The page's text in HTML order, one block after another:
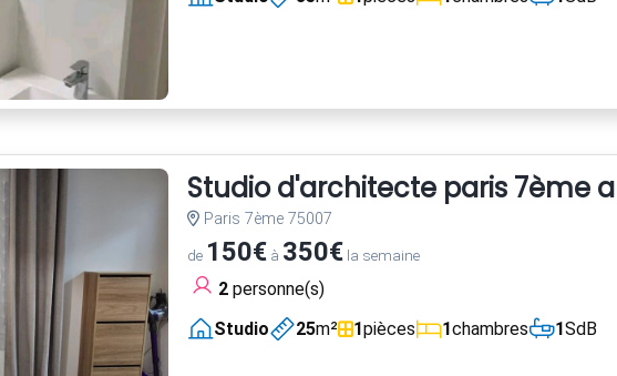
Studio d'architecte paris 7ème
Paris 7ème 75007
de 150€à 350€la semaine
2personne(s)
Studio
25m² 1pièces 1chambres 1SdB